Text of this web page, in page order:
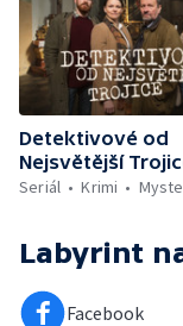
Detektivové od
Nejsvětější
Seriál
Krimi
Labyrint
Facebook